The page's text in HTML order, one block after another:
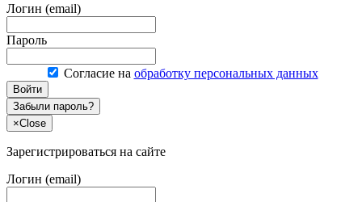
Логин (email)
Пароль
Согласие на обработку персональных данных
Войти
Забыли пароль?
×Close
Зарегистрироваться на сайте
Логин (email)